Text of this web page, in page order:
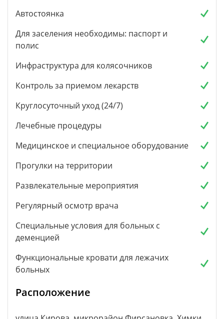
Автостоянка
Для заселения необходимы: паспорт и
полис
Инфраструктура для колясочников
Контроль за приемом лекарств
Круглосуточный уход (24/7)
Лечебные процедуры
Медицинское и специальное оборудование
Прогулки на территории
Развлекательные мероприятия
Регулярный осмотр врача
Специальные условия для больных с
деменцией
Функциональные кровати для лежачих
больных
Расположение